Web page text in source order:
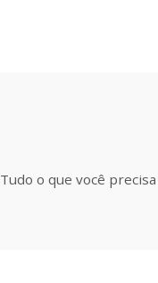
Tudo o que você